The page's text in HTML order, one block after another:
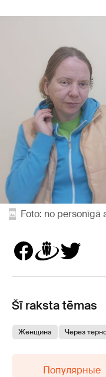
Foto: no personīgā
Šī raksta tēmas
Женщина Через
Популярные